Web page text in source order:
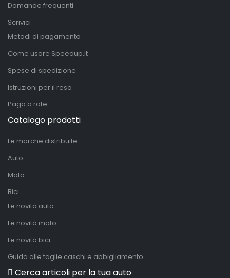
Domande frequenti
Scrivici
Metodi di pagamento
Come usare Speedup.it
Spese di spedizione
Istruzioni per il reso
Paga a rate
Catalogo prodotti
Le marche distribuite
Auto
Moto
Bici
Le novità auto
Le novità moto
Le novità bici
Guida alle taglie caschi e abbigliamento
Cerca articoli per la tua auto